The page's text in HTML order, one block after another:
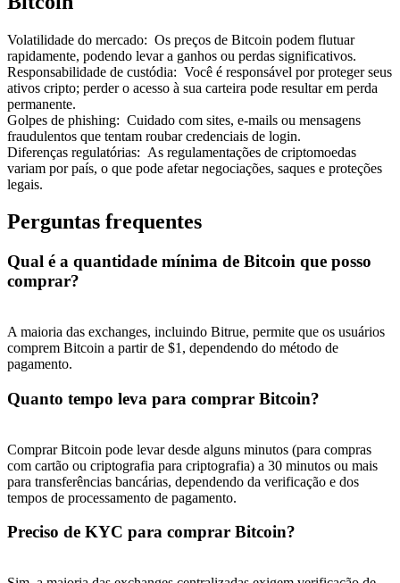
Volatilidade do mercado: Os preços de Bitcoin podem flutuar
rapidamente, podendo levar a ganhos ou perdas significativos.
Responsabilidade de custódia: Você é responsável por proteger seus
ativos cripto; perder o acesso à sua carteira pode resultar em perda
permanente.
Golpes de phishing: Cuidado com sites, e-mails ou mensagens
fraudulentos que tentam roubar credenciais de login.
Diferenças regulatórias: As regulamentações de criptomoedas
variam por país, o que pode afetar negociações, saques e proteções
legais.
Perguntas frequentes
Qual é a quantidade mínima de Bitcoin que posso
comprar?
A maioria das exchanges, incluindo Bitrue, permite que os usuários
comprem Bitcoin a partir de $1, dependendo do método de
pagamento.
Quanto tempo leva para comprar Bitcoin?
Comprar Bitcoin pode levar desde alguns minutos (para compras
com cartão ou criptografia para criptografia) a 30 minutos ou mais
para transferências bancárias, dependendo da verificação e dos
tempos de processamento de pagamento.
Preciso de KYC para comprar Bitcoin?